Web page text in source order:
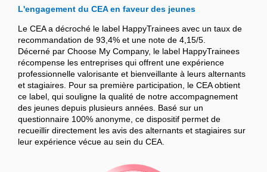
L'engagement du CEA en faveur des jeunes
Le CEA a décroché le label HappyTrainees avec un taux de
recommandation de 93,4% et une note de 4,15/5.
Décerné par Choose My Company, le label HappyTrainees
récompense les entreprises qui offrent une expérience
professionnelle valorisante et bienveillante à leurs alternants
et stagiaires. Pour sa première participation, le CEA obtient
ce label, qui souligne la qualité de notre accompagnement
des jeunes depuis plusieurs années. Basé sur un
questionnaire 100% anonyme, ce dispositif permet de
recueillir directement les avis des alternants et stagiaires sur
leur expérience vécue au sein du CEA.